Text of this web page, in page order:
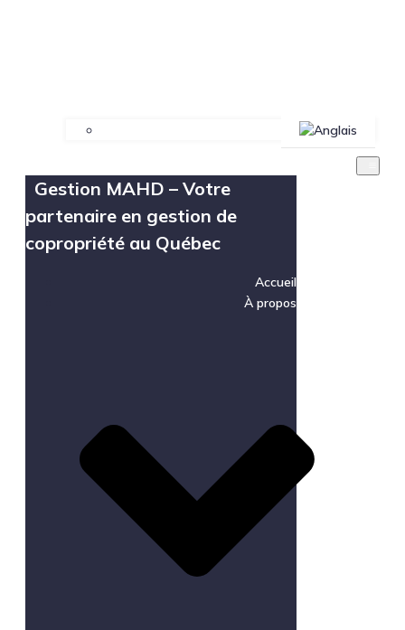
Gestion MAHD – Votre
partenaire en gestion de
copropriété au Québec
Accueil
À propos